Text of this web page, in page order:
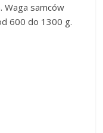
Waga samców
600 do 1300 g.